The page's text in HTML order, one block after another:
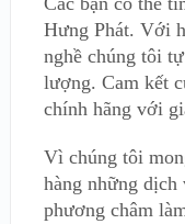
Hưng Phát. Với
nghề chúng tôi
lượng. Cam kết
chính hãng với
Vì chúng tôi
hàng những
phương châm